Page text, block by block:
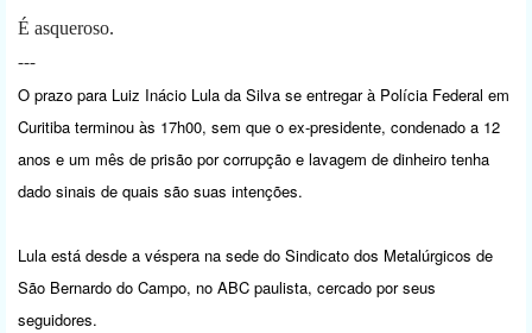
É asqueroso.
---
O prazo para Luiz Inácio Lula da Silva se entregar à Polícia Federal em
Curitiba terminou às 17h00, sem que o ex-presidente, condenado a 12
anos e um mês de prisão por corrupção e lavagem de dinheiro tenha
dado sinais de quais são suas intenções.
Lula está desde a véspera na sede do Sindicato dos Metalúrgicos de
São Bernardo do Campo, no ABC paulista, cercado por seus
seguidores.